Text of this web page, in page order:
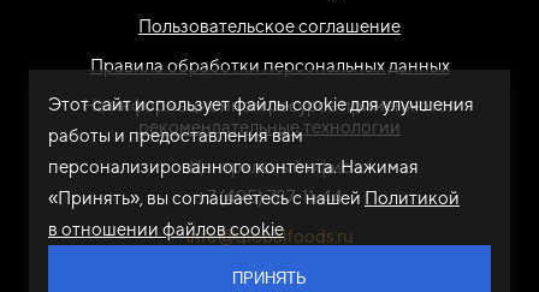
Пользовательское соглашение
Правила обработки персональных данных
На информационном ресурсе применяются
рекомендательные технологии
Центральный офис
+7 (495) 787-11-44
info@globalfoods.ru
Этот сайт использует файлы cookie для улучшения
работы и предоставления вам
персонализированного контента. Нажимая
«Принять», вы соглашаетесь с нашей Политикой
в отношении файлов cookie
ПРИНЯТЬ